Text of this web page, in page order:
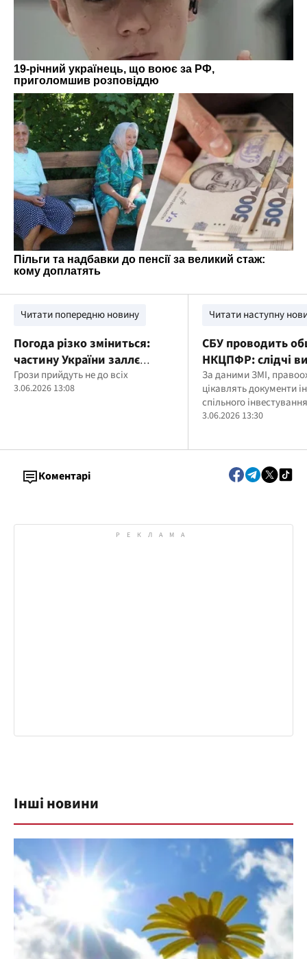
Читати попередню новину
Погода різко зміниться:
частину України заллє
дощами з градом
Грози прийдуть не до всіх
3.06.2026 13:08
Читати наступну
СБУ проводить
НКЦПФР: слідчі
документи у
колишнього члена
За даними ЗМІ,
цікавлять документи
спільного
попереднього
3.06.2026 13:30
Коментарі
Інші новини